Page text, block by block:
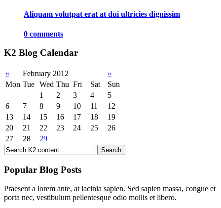
Aliquam volutpat erat at dui ultricies dignissim
0 comments
K2 Blog Calendar
« February 2012
»
Mon Tue Wed Thu Fri Sat
Sun
1
2 3 4
5
6
7 8 9 10 11
12
13
14 15 16 17 18
19
20
21 22 23 24 25
26
27
28 29
Popular Blog Posts
Praesent a lorem ante, at lacinia sapien. Sed sapien massa, congue et
porta nec, vestibulum pellentesque odio mollis et libero.